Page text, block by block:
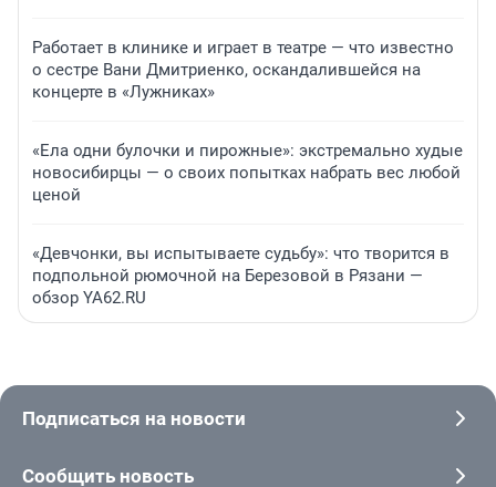
Работает в клинике и играет в театре — что известно
о сестре Вани Дмитриенко, оскандалившейся на
концерте в «Лужниках»
«Ела одни булочки и пирожные»: экстремально худые
новосибирцы — о своих попытках набрать вес любой
ценой
«Девчонки, вы испытываете судьбу»: что творится в
подпольной рюмочной на Березовой в Рязани —
обзор YA62.RU
Подписаться на новости
Сообщить новость